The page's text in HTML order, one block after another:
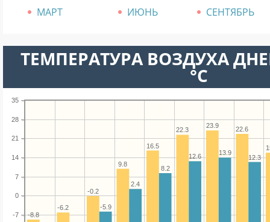
МАРТ
ИЮНЬ СЕНТЯБРЬ
ТЕМПЕРАТУРА ВОЗДУХА
°C
-7
0
7
14
21
28
35
22.6
23.9
22.3
16.5
9.8
-0.2
-6.2
-8.8
12.3
13.9
12.6
8.2
2.4
-5.9